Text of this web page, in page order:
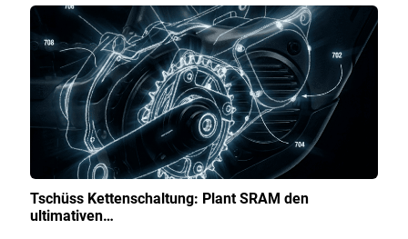
Tschüss Kettenschaltung: Plant SRAM den
ultimativen…